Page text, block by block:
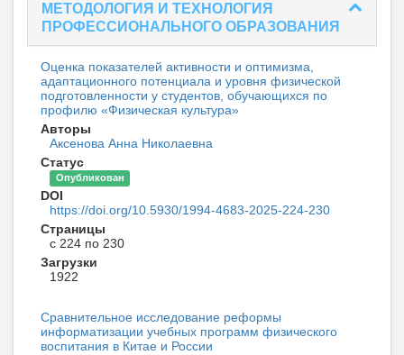
МЕТОДОЛОГИЯ И ТЕХНОЛОГИЯ
ПРОФЕССИОНАЛЬНОГО ОБРАЗОВАНИЯ
Оценка показателей активности и оптимизма,
адаптационного потенциала и уровня физической
подготовленности у студентов, обучающихся по
профилю «Физическая культура»
Авторы
Аксенова Анна Николаевна
Статус
Опубликован
DOI
https://doi.org/10.5930/1994-4683-2025-224-230
Страницы
с 224 по 230
Загрузки
1922
Сравнительное исследование реформы
информатизации учебных программ физического
воспитания в Китае и России